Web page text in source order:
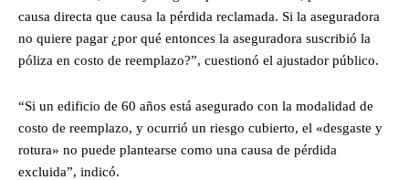
causa directa que causa la pérdida reclamada. Si la aseguradora
no quiere pagar ¿por qué entonces la aseguradora suscribió la
póliza en costo de reemplazo?”, cuestionó el ajustador público.
“Si un edificio de 60 años está asegurado con la modalidad de
costo de reemplazo, y ocurrió un riesgo cubierto, el «desgaste y
rotura» no puede plantearse como una causa de pérdida
excluida”, indicó.